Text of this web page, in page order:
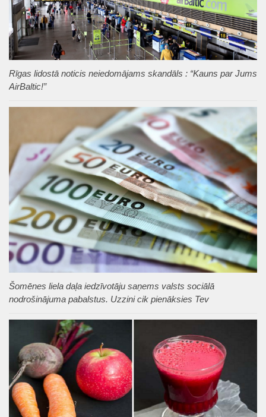
Rīgas lidostā noticis neiedomājams skandāls : “Kauns par Jums
AirBaltic!”
Šomēnes liela daļa iedzīvotāju saņems valsts sociālā
nodrošinājuma pabalstus. Uzzini cik pienāksies Tev